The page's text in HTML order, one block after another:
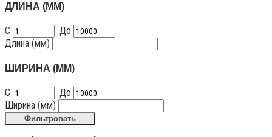
ДЛИНА (ММ)
С
До
Длина (мм)
ШИРИНА (ММ)
С
До
Ширина (мм)
Фильтровать